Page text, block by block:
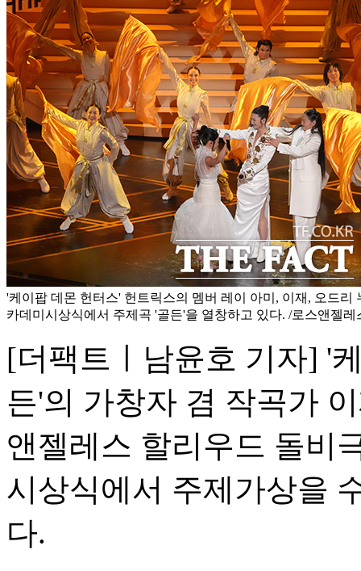
'케이팝 데몬 헌터스' 헌트릭스의 멤버 레이 아미, 이재, 오드리
카데미시상식에서 주제곡 '골든'을 열창하고 있다. /로스앤젤레
[더팩트ㅣ남윤호 기자] '
든'의 가창자 겸 작곡가
앤젤레스 할리우드 돌비
시상식에서 주제가상을
다.